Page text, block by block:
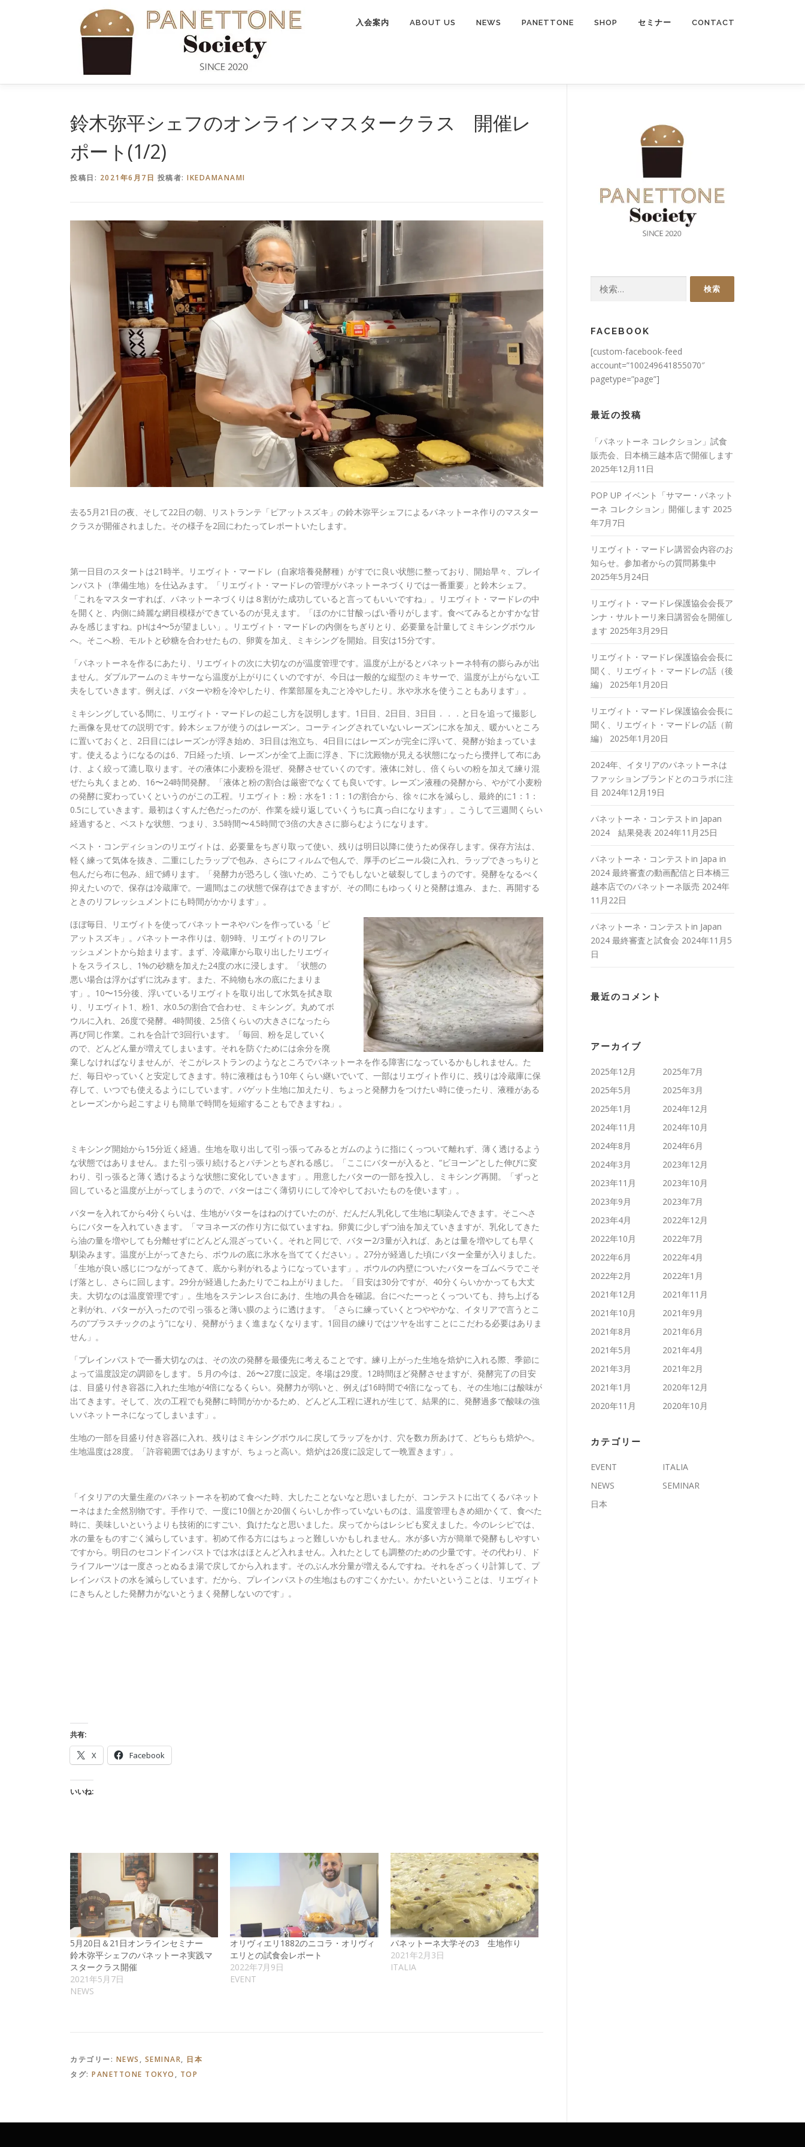
入会案内 ABOUT US NEWS PANETTONE SHOP セミナー CONTACT
鈴木弥平シェフのオンラインマスタークラス 開催レ
ポート(1/2)
投稿日: 2021年6月7日 投稿者: IKEDAMANAMI
去る5月21日の夜、そして22日の朝、リストランテ「ピアットスズキ」の鈴木弥平シェフによるパネットーネ作りのマスター
クラスが開催されました。その様子を2回にわたってレポートいたします。
第一日目のスタートは21時半。リエヴィト・マードレ（自家培養発酵種）がすでに良い状態に整っており、開始早々、プレイ
ンパスト（準備生地）を仕込みます。「リエヴィト・マードレの管理がパネットーネづくりでは一番重要」と鈴木シェフ。
「これをマスターすれば、パネットーネづくりは８割がた成功していると言ってもいいですね」。リエヴィト・マードレの中
を開くと、内側に綺麗な網目模様ができているのが見えます。「ほのかに甘酸っぱい香りがします。食べてみるとかすかな甘
みを感じますね。pHは4〜5が望ましい」。リエヴィト・マードレの内側をちぎりとり、必要量を計量してミキシングボウル
へ。そこへ粉、モルトと砂糖を合わせたもの、卵黄を加え、ミキシングを開始。目安は15分です。
「パネットーネを作るにあたり、リエヴィトの次に大切なのが温度管理です。温度が上がるとパネットーネ特有の膨らみが出
ません。ダブルアームのミキサーなら温度が上がりにくいのですが、今日は一般的な縦型のミキサーで、温度が上がらない工
夫をしていきます。例えば、バターや粉を冷やしたり、作業部屋を丸ごと冷やしたり。氷や氷水を使うこともあります」。
ミキシングしている間に、リエヴィト・マードレの起こし方を説明します。1日目、2日目、3日目．．．と日を追って撮影し
た画像を見せての説明です。鈴木シェフが使うのはレーズン。コーティングされていないレーズンに水を加え、暖かいところ
に置いておくと、2日目にはレーズンが浮き始め、3日目は泡立ち、4日目にはレーズンが完全に浮いて、発酵が始まっていま
す。使えるようになるのは6、7日経った頃、レーズンが全て上面に浮き、下に沈殿物が見える状態になったら攪拌して布にあ
け、よく絞って漉し取ります。その液体に小麦粉を混ぜ、発酵させていくのです。液体に対し、倍くらいの粉を加えて練り混
ぜたら丸くまとめ、16〜24時間発酵。「液体と粉の割合は厳密でなくても良いです。レーズン液種の発酵から、やがて小麦粉
の発酵に変わっていくというのがこの工程。リエヴィト：粉：水を1：1：1の割合から、徐々に水を減らし、最終的に1：1：
0.5にしていきます。最初はくすんだ色だったのが、作業を繰り返していくうちに真っ白になります」。こうして三週間くらい
経過すると、ベストな状態、つまり、3.5時間〜4.5時間で3倍の大きさに膨らむようになります。
ベスト・コンディションのリエヴィトは、必要量をちぎり取って使い、残りは明日以降に使うため保存します。保存方法は、
軽く練って気体を抜き、二重にしたラップで包み、さらにフィルムで包んで、厚手のビニール袋に入れ、ラップできっちりと
包んだら布に包み、紐で縛ります。「発酵力が恐ろしく強いため、こうでもしないと破裂してしまうのです。発酵をなるべく
抑えたいので、保存は冷蔵庫で。一週間はこの状態で保存はできますが、その間にもゆっくりと発酵は進み、また、再開する
ときのリフレッシュメントにも時間がかかります」。
ほぼ毎日、リエヴィトを使ってパネットーネやパンを作っている「ピ
アットスズキ」。パネットーネ作りは、朝9時、リエヴィトのリフレ
ッシュメントから始まります。まず、冷蔵庫から取り出したリエヴィ
トをスライスし、1%の砂糖を加えた24度の水に浸します。「状態の
悪い場合は浮かばずに沈みます。また、不純物も水の底にたまりま
す」。10〜15分後、浮いているリエヴィトを取り出して水気を拭き取
り、リエヴィト1、粉1、水0.5の割合で合わせ、ミキシング。丸めてボ
ウルに入れ、26度で発酵。4時間後、2.5倍くらいの大きさになったら
再び同じ作業。これを合計で3回行います。「毎回、粉を足していく
ので、どんどん量が増えてしまいます。それを防ぐためには余分を廃
棄しなければなりませんが、そこがレストランのようなところでパネットーネを作る障害になっているかもしれません。た
だ、毎日やっていくと安定してきます。特に液種はもう10年くらい継いでいて、一部はリエヴィト作りに、残りは冷蔵庫に保
存して、いつでも使えるようにしています。バゲット生地に加えたり、ちょっと発酵力をつけたい時に使ったり、液種がある
とレーズンから起こすよりも簡単で時間を短縮することもできますね」。
ミキシング開始から15分近く経過。生地を取り出して引っ張ってみるとガムのように指にくっついて離れず、薄く透けるよう
な状態ではありません。また引っ張り続けるとパチンとちぎれる感じ。「ここにバターが入ると、“ビヨーン”とした伸びに変
わり、引っ張ると薄く透けるような状態に変化していきます」。用意したバターの一部を投入し、ミキシング再開。「ずっと
回していると温度が上がってしまうので、バターはごく薄切りにして冷やしておいたものを使います」。
バターを入れてから4分くらいは、生地がバターをはねのけていたのが、だんだん乳化して生地に馴染んできます。そこへさ
らにバターを入れていきます。「マヨネーズの作り方に似ていますね。卵黄に少しずつ油を加えていきますが、乳化してきた
ら油の量を増やしても分離せずにどんどん混ざっていく。それと同じで、バター2/3量が入れば、あとは量を増やしても早く
馴染みます。温度が上がってきたら、ボウルの底に氷水を当ててください」。27分が経過した頃にバター全量が入りました。
「生地が良い感じにつながってきて、底から剥がれるようになっています」。ボウルの内壁についたバターをゴムベラでこそ
げ落とし、さらに回します。29分が経過したあたりでこね上がりました。「目安は30分ですが、40分くらいかかっても大丈
夫。大切なのは温度管理です」。生地をステンレス台にあけ、生地の具合を確認。台にべたーっとくっついても、持ち上げる
と剥がれ、バターが入ったので引っ張ると薄い膜のように透けます。「さらに練っていくとつややかな、イタリアで言うとこ
ろの“プラスチックのよう”になり、発酵がうまく進まなくなります。1回目の練りではツヤを出すことにこだわる必要はありま
せん」。
「プレインパストで一番大切なのは、その次の発酵を最優先に考えることです。練り上がった生地を焙炉に入れる際、季節に
よって温度設定の調節をします。５月の今は、26〜27度に設定。冬場は29度。12時間ほど発酵させますが、発酵完了の目安
は、目盛り付き容器に入れた生地が4倍になるくらい。発酵力が弱いと、例えば16時間で4倍になっても、その生地には酸味が
出てきます。そして、次の工程でも発酵に時間がかかるため、どんどん工程に遅れが生じて、結果的に、発酵過多で酸味の強
いパネットーネになってしまいます」。
生地の一部を目盛り付き容器に入れ、残りはミキシングボウルに戻してラップをかけ、穴を数カ所あけて、どちらも焙炉へ。
生地温度は28度。「許容範囲ではありますが、ちょっと高い。焙炉は26度に設定して一晩置きます」。
「イタリアの大量生産のパネットーネを初めて食べた時、大したことないなと思いましたが、コンテストに出てくるパネット
ーネはまた全然別物です。手作りで、一度に10個とか20個くらいしか作っていないものは、温度管理もきめ細かくて、食べた
時に、美味しいというよりも技術的にすごい、負けたなと思いました。戻ってからはレシピも変えました。今のレシピでは、
水の量をものすごく減らしています。初めて作る方にはちょっと難しいかもしれません。水が多い方が簡単で発酵もしやすい
ですから。明日のセコンドインパストでは水はほとんど入れません。入れたとしても調整のための少量です。その代わり、ド
ライフルーツは一度さっとぬるま湯で戻してから入れます。そのぶん水分量が増えるんですね。それをざっくり計算して、プ
レインパストの水を減らしています。だから、プレインパストの生地はものすごくかたい。かたいということは、リエヴィト
にきちんとした発酵力がないとうまく発酵しないのです」。
共有:
X Facebook
いいね:
5月20日＆21日オンラインセミナー
鈴木弥平シェフのパネットーネ実践マ
スタークラス開催
2021年5月7日
NEWS
オリヴィエリ1882のニコラ・オリヴィ
エリとの試食会レポート
2022年7月9日
EVENT
パネットーネ大学その3 生地作り
2021年2月3日
ITALIA
カテゴリー: NEWS , SEMINAR, 日本
タグ: PANETTONE TOKYO , TOP
FACEBOOK
[custom-facebook-feed
account=”100249641855070″
pagetype=”page”]
最近の投稿
「パネットーネ コレクション」試食
販売会、日本橋三越本店で開催します
2025年12月11日
POP UP イベント「サマー・パネット
ーネ コレクション」開催します 2025
年7月7日
リエヴィト・マードレ講習会内容のお
知らせ。参加者からの質問募集中
2025年5月24日
リエヴィト・マードレ保護協会会長ア
ンナ・サルトーリ来日講習会を開催し
ます 2025年3月29日
リエヴィト・マードレ保護協会会長に
聞く、リエヴィト・マードレの話（後
編）
2025年1月20日
リエヴィト・マードレ保護協会会長に
聞く、リエヴィト・マードレの話（前
編）
2025年1月20日
2024年、イタリアのパネットーネは
ファッションブランドとのコラボに注
目 2024年12月19日
パネットーネ・コンテストin Japan
2024 結果発表 2024年11月25日
パネットーネ・コンテストin Japa in
2024 最終審査の動画配信と日本橋三
越本店でのパネットーネ販売 2024年
11月22日
パネットーネ・コンテストin Japan
2024 最終審査と試食会 2024年11月5
日
最近のコメント
アーカイブ
2025年12月
2025年7月
2025年5月
2025年3月
2025年1月
2024年12月
2024年11月
2024年10月
2024年8月
2024年6月
2024年3月
2023年12月
2023年11月
2023年10月
2023年9月
2023年7月
2023年4月
2022年12月
2022年10月
2022年7月
2022年6月
2022年4月
2022年2月
2022年1月
2021年12月
2021年11月
2021年10月
2021年9月
2021年8月
2021年6月
2021年5月
2021年4月
2021年3月
2021年2月
2021年1月
2020年12月
2020年11月
2020年10月
カテゴリー
EVENT
ITALIA
NEWS
SEMINAR
日本